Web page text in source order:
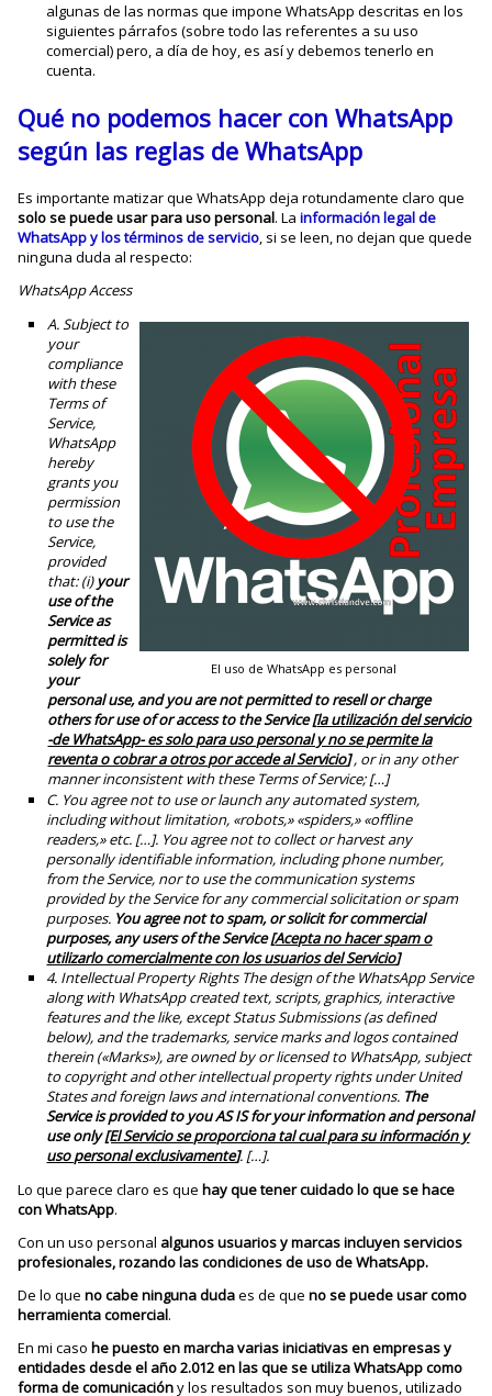
algunas de las normas que impone WhatsApp descritas en los
siguientes párrafos (sobre todo las referentes a su uso
comercial) pero, a día de hoy, es así y debemos tenerlo en
cuenta.
Qué no podemos hacer con WhatsApp
según las reglas de WhatsApp
Es importante matizar que WhatsApp deja rotundamente claro que
solo se puede usar para uso personal. Lainformación legal de
WhatsApp y los términos de servicio, si se leen, no dejan que quede
ninguna duda al respecto:
WhatsApp Access
El uso de WhatsApp es personal
A. Subject to
your
compliance
with these
Terms of
Service,
WhatsApp
hereby
grants you
permission
to use the
Service,
provided
that: (i)your
use of the
Service as
permitted is
solely for
your
personal use, and you are not permitted to resell or charge
others for use of or access to the Service [la utilización del servicio
-de WhatsApp- es solo para uso personal y no se permite la
reventa o cobrar a otros por accede al Servicio], or in any other
manner inconsistent with these Terms of Service; […]
C. You agree not to use or launch any automated system,
including without limitation, «robots,» «spiders,» «offline
readers,» etc. […]. You agree not to collect or harvest any
personally identifiable information, including phone number,
from the Service, nor to use the communication systems
provided by the Service for any commercial solicitation or spam
purposes. You agree not to spam, or solicit for commercial
purposes, any users of the Service[Acepta no hacer spam o
utilizarlo comercialmente con los usuarios del Servicio]
4. Intellectual Property Rights The design of the WhatsApp Service
along with WhatsApp created text, scripts, graphics, interactive
features and the like, except Status Submissions (as defined
below), and the trademarks, service marks and logos contained
therein («Marks»), are owned by or licensed to WhatsApp, subject
to copyright and other intellectual property rights under United
States and foreign laws and international conventions. The
Service is provided to you AS IS for your information and personal
use only[El Servicio se proporciona tal cual para su información y
uso personal exclusivamente]. […].
Lo que parece claro es quehay que tener cuidado lo que se hace
con WhatsApp.
Con un uso personal algunos usuarios y marcas incluyen servicios
profesionales, rozando las condiciones de uso de WhatsApp.
De lo queno cabe ninguna dudaes de queno se puede usar como
herramienta comercial.
En mi casohe puesto en marcha varias iniciativas en empresas y
entidades desde el año 2.012 en las que se utiliza WhatsApp como
forma de comunicacióny los resultados son muy buenos, utilizado